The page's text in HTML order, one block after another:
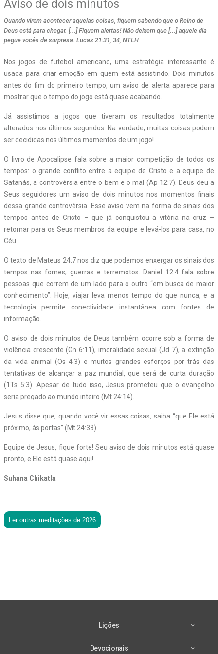
Aviso de dois minutos
Quando virem acontecer aquelas coisas, fiquem sabendo que o Reino de
Deus está para chegar. [...] Fiquem alertas! Não deixem que [...] aquele dia
pegue vocês de surpresa. Lucas 21:31, 34, NTLH
Nos jogos de futebol americano, uma estratégia interessante é
usada para criar emoção em quem está assistindo. Dois minutos
antes do fim do primeiro tempo, um aviso de alerta aparece para
mostrar que o tempo do jogo está quase acabando.
Já assistimos a jogos que tiveram os resultados totalmente
alterados nos últimos segundos. Na verdade, muitas coisas podem
ser decididas nos últimos momentos de um jogo!
O livro de Apocalipse fala sobre a maior competição de todos os
tempos: o grande conflito entre a equipe de Cristo e a equipe de
Satanás, a controvérsia entre o bem e o mal (Ap 12:7). Deus deu a
Seus seguidores um aviso de dois minutos nos momentos finais
dessa grande controvérsia. Esse aviso vem na forma de sinais dos
tempos antes de Cristo – que já conquistou a vitória na cruz –
retornar para os Seus membros da equipe e levá-los para casa, no
Céu.
O texto de Mateus 24:7 nos diz que podemos enxergar os sinais dos
tempos nas fomes, guerras e terremotos. Daniel 12:4 fala sobre
pessoas que correm de um lado para o outro “em busca de maior
conhecimento”. Hoje, viajar leva menos tempo do que nunca, e a
tecnologia permite conectividade instantânea com fontes de
informação.
O aviso de dois minutos de Deus também ocorre sob a forma de
violência crescente (Gn 6:11), imoralidade sexual (Jd 7), a extinção
da vida animal (Os 4:3) e muitos grandes esforços por trás das
tentativas de alcançar a paz mundial, que será de curta duração
(1Ts 5:3). Apesar de tudo isso, Jesus prometeu que o evangelho
seria pregado ao mundo inteiro (Mt 24:14).
Jesus disse que, quando você vir essas coisas, saiba “que Ele está
próximo, às portas” (Mt 24:33).
Equipe de Jesus, fique forte! Seu aviso de dois minutos está quase
pronto, e Ele está quase aqui!
Suhana Chikatla
Ler outras meditações de 2026
Lições
Devocionais